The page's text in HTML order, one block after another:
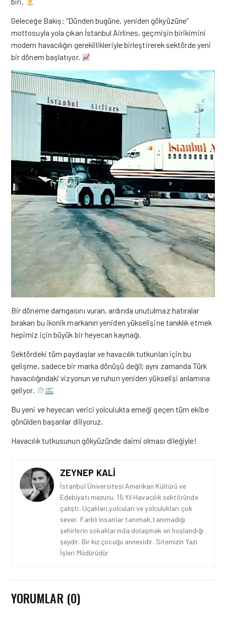
Geleceğe Bakış: “Dünden bugüne, yeniden gökyüzüne”
mottosuyla yola çıkan İstanbul Airlines, geçmişin birikimini
modern havacılığın gereklilikleriyle birleştirerek sektörde yeni
bir dönem başlatıyor.
Bir döneme damgasını vuran, ardında unutulmaz hatıralar
bırakan bu ikonik markanın yeniden yükselişine tanıklık etmek
hepimiz için büyük bir heyecan kaynağı.
Sektördeki tüm paydaşlar ve havacılık tutkunları için bu
gelişme, sadece bir marka dönüşü değil; aynı zamanda Türk
havacılığındaki vizyonun ve ruhun yeniden yükselişi anlamına
geliyor.
Bu yeni ve heyecan verici yolculukta emeği geçen tüm ekibe
gönülden başarılar diliyoruz.
Havacılık tutkusunun gökyüzünde daimi olması dileğiyle!
ZEYNEP KALI
İstanbul Üniversitesi Amerikan Kültürü ve
Edebiyatı mezunu. 15 Yıl Havacılık sektöründe
çalıştı. Uçakları,yolcuları ve yolculukları çok
sever. Farklı insanlar tanımak,tanımadığı
şehirlerin sokaklarında dolaşmak en hoşlandığı
şeydir. Bir kız çocuğu annesidir. Sitemizin Yazı
İşleri Müdürüdür
YORUMLAR (0)